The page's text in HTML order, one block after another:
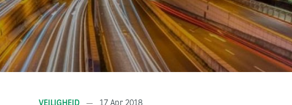
VEILIGHEID 17 Apr 2018